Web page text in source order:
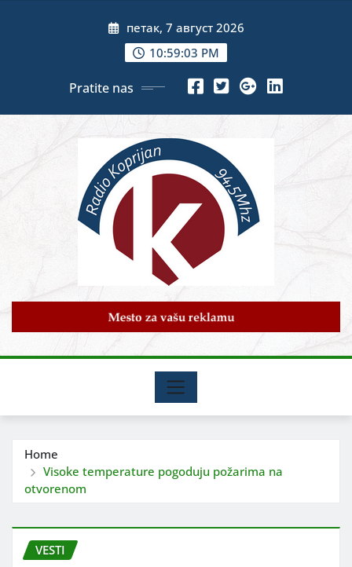
петак, 7 август 2026
10:59:05 PM
Pratite nas
Home
Visoke temperature pogoduju požarima na
otvorenom
VESTI